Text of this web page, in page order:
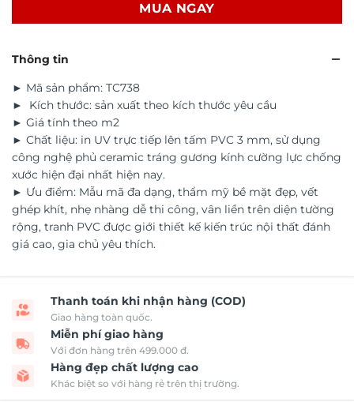
MUA NGAY
Thông tin
► Mã sản phẩm: TC738
► Kích thước: sản xuất theo kích thước yêu cầu
► Giá tính theo m2
► Chất liệu: in UV trực tiếp lên tấm PVC 3 mm, sử dụng
công nghệ phủ ceramic tráng gương kính cường lực chống
xước hiện đại nhất hiện nay.
► Ưu điểm: Mẫu mã đa dạng, thẩm mỹ bề mặt đẹp, vết
ghép khít, nhẹ nhàng dễ thi công, vân liền trên diện tường
rộng, tranh PVC được giới thiết kế kiến trúc nội thất đánh
giá cao, gia chủ yêu thích.
Thanh toán khi nhận hàng (COD)
Giao hàng toàn quốc.
Miễn phí giao hàng
Với đơn hàng trên 499.000 đ.
Hàng đẹp chất lượng cao
Khác biệt so với hàng rẻ trên thị trường.